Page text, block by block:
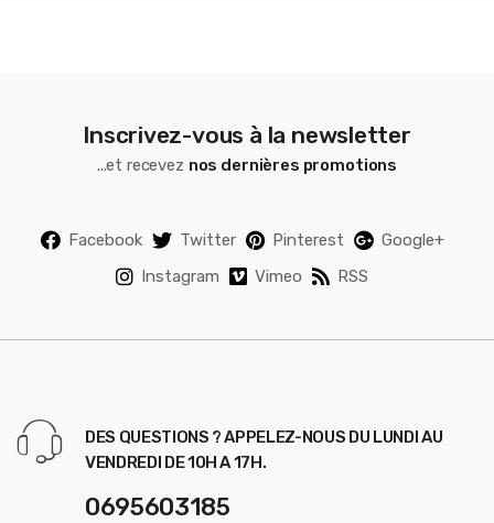
Inscrivez-vous à la newsletter
...et recevez nos dernières promotions
Facebook Twitter Pinterest
Google+
Instagram
Vimeo RSS
DES QUESTIONS ? APPELEZ-NOUS DU LUNDI AU
VENDREDI DE 10H A 17H.
0695603185